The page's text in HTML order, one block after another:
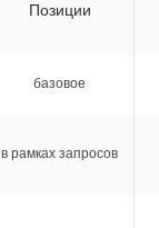
Позиции
базовое
в рамках запросов